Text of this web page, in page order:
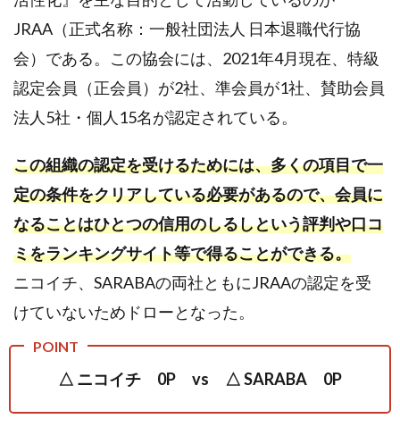
JRAA（正式名称：一般社団法人 日本退職代行協
会）である。この協会には、2021年4月現在、特級
認定会員（正会員）が2社、準会員が1社、賛助会員
法人5社・個人15名が認定されている。
この組織の認定を受けるためには、多くの項目で一
定の条件をクリアしている必要があるので、会員に
なることはひとつの信用のしるしという評判や口コ
ミをランキングサイト等で得ることができる。
ニコイチ、SARABAの両社ともにJRAAの認定を受
けていないためドローとなった。
△ ニコイチ 0P vs △ SARABA 0P